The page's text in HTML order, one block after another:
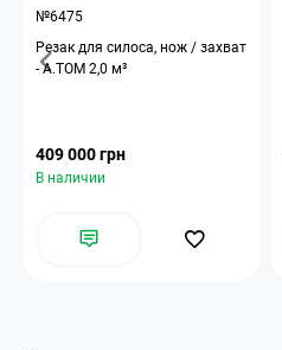
№6475
Резак для силоса, нож / захват
- А.ТОМ 2,0 м³
409 000 грн
В наличии